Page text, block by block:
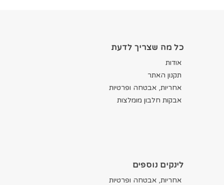
כל מה שצריך לדעת
אודות
תקנון האתר
אחריות, אבטחה ופרטיות
אבקות חלבון מומלצות
לינקים נוספים
אחריות, אבטחה ופרטיות